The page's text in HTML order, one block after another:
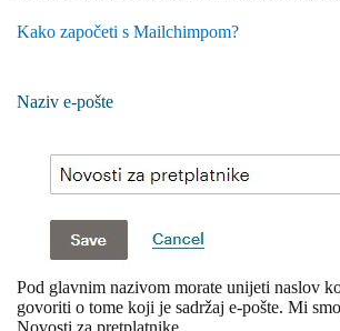
Kako započeti s Mailchimpom?
Naziv e-pošte
Pod glavnim nazivom morate unijeti naslov
govoriti o tome koji je sadržaj e-pošte. Mi
Novosti za pretplatnike.